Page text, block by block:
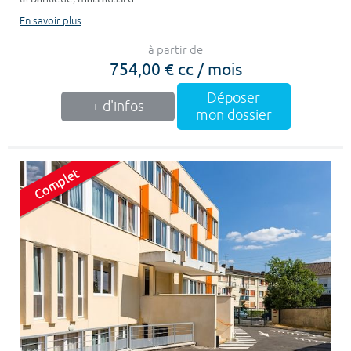
En savoir plus
à partir de
754,00 € cc / mois
+ d'infos
Déposer
mon dossier